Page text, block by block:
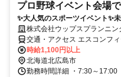
プロ野球イベント会場
✨大人気のスポーツイベント✨
株式会社ウップスプランニン
交通・アクセス エスコンフ
時給1,100円以上
北海道北広島市
勤務時間詳細 ・7:30～